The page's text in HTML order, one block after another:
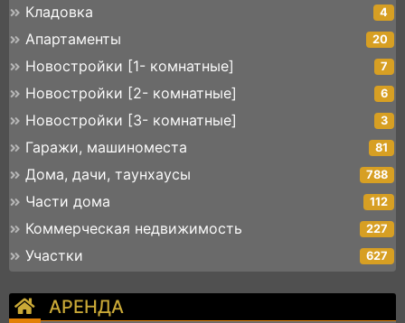
Кладовка 4
Апартаменты 20
Новостройки [1- комнатные] 7
Новостройки [2- комнатные] 6
Новостройки [3- комнатные] 3
Гаражи, машиноместа 81
Дома, дачи, таунхаусы 788
Части дома 112
Коммерческая недвижимость 227
Участки 627
АРЕНДА